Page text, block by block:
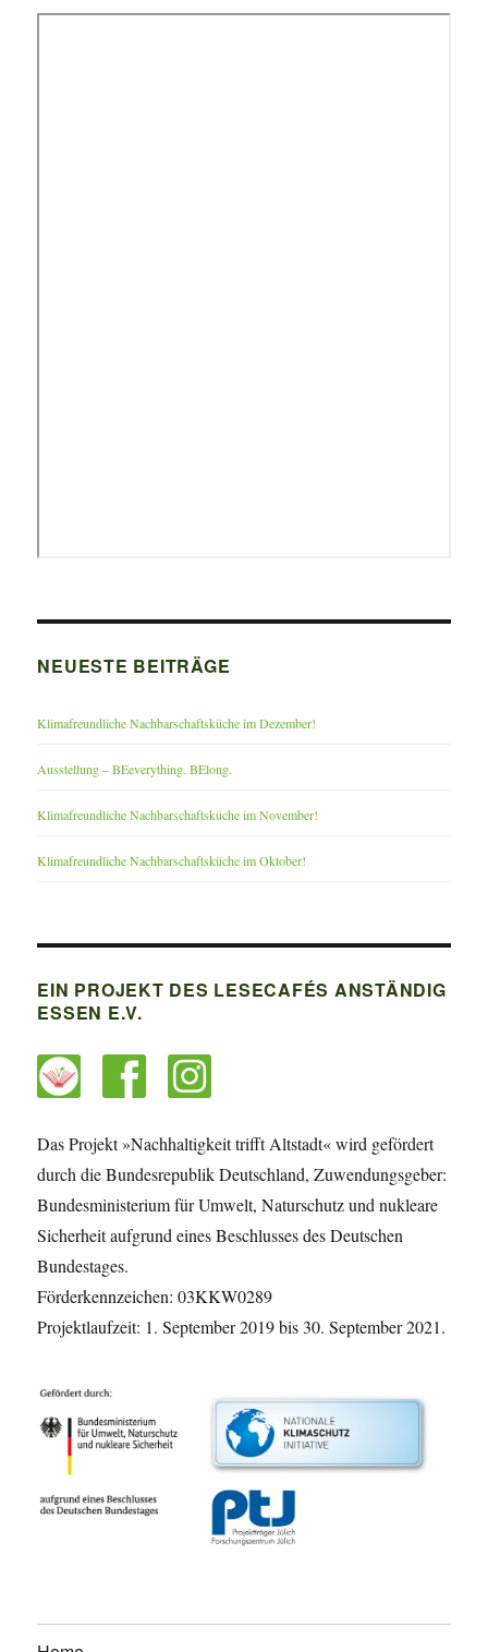
NEUESTE BEITRÄGE
Klimafreundliche Nachbarschaftsküche im Dezember!
Ausstellung – BEeverything. BElong.
Klimafreundliche Nachbarschaftsküche im November!
Klimafreundliche Nachbarschaftsküche im Oktober!
EIN PROJEKT DES LESECAFÉS ANSTÄNDIG
ESSEN E.V.
Das Projekt »Nachhaltigkeit trifft Altstadt« wird gefördert
durch die Bundesrepublik Deutschland, Zuwendungsgeber:
Bundesministerium für Umwelt, Naturschutz und nukleare
Sicherheit aufgrund eines Beschlusses des Deutschen
Bundestages.
Förderkennzeichen: 03KKW0289
Projektlaufzeit: 1. September 2019 bis 30. September 2021.